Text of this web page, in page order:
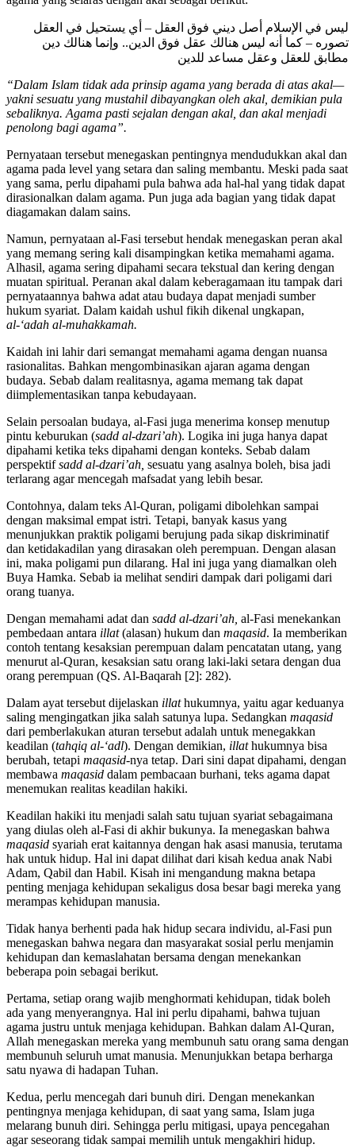
ليس في الإسلام أصل ديني فوق العقل – أي يستحيل في العقل
تصوره – كما أنه ليس هنالك عقل فوق الدين.. وإنما هنالك دين
مطابق للعقل وعقل مساعد للدين
“Dalam Islam tidak ada prinsip agama yang berada di atas akal—
yakni sesuatu yang mustahil dibayangkan oleh akal, demikian pula
sebaliknya. Agama pasti sejalan dengan akal, dan akal menjadi
penolong bagi agama”.
Pernyataan tersebut menegaskan pentingnya mendudukkan akal dan
agama pada level yang setara dan saling membantu. Meski pada saat
yang sama, perlu dipahami pula bahwa ada hal-hal yang tidak dapat
dirasionalkan dalam agama. Pun juga ada bagian yang tidak dapat
diagamakan dalam sains.
Namun, pernyataan al-Fasi tersebut hendak menegaskan peran akal
yang memang sering kali disampingkan ketika memahami agama.
Alhasil, agama sering dipahami secara tekstual dan kering dengan
muatan spiritual. Peranan akal dalam keberagamaan itu tampak dari
pernyataannya bahwa adat atau budaya dapat menjadi sumber
hukum syariat. Dalam kaidah ushul fikih dikenal ungkapan,
al-‘adah al-muhakkamah.
Kaidah ini lahir dari semangat memahami agama dengan nuansa
rasionalitas. Bahkan mengombinasikan ajaran agama dengan
budaya. Sebab dalam realitasnya, agama memang tak dapat
diimplementasikan tanpa kebudayaan.
Selain persoalan budaya, al-Fasi juga menerima konsep menutup
pintu keburukan (sadd al-dzari’ah). Logika ini juga hanya dapat
dipahami ketika teks dipahami dengan konteks. Sebab dalam
perspektifsadd al-dzari’ah, sesuatu yang asalnya boleh, bisa jadi
terlarang agar mencegah mafsadat yang lebih besar.
Contohnya, dalam teks Al-Quran, poligami dibolehkan sampai
dengan maksimal empat istri. Tetapi, banyak kasus yang
menunjukkan praktik poligami berujung pada sikap diskriminatif
dan ketidakadilan yang dirasakan oleh perempuan. Dengan alasan
ini, maka poligami pun dilarang. Hal ini juga yang diamalkan oleh
Buya Hamka. Sebab ia melihat sendiri dampak dari poligami dari
orang tuanya.
Dengan memahami adat dan sadd al-dzari’ah, al-Fasi menekankan
pembedaan antara illat(alasan) hukum dan maqasid. Ia memberikan
contoh tentang kesaksian perempuan dalam pencatatan utang, yang
menurut al-Quran, kesaksian satu orang laki-laki setara dengan dua
orang perempuan (QS. Al-Baqarah [2]: 282).
Dalam ayat tersebut dijelaskan illathukumnya, yaitu agar keduanya
saling mengingatkan jika salah satunya lupa. Sedangkan maqasid
dari pemberlakukan aturan tersebut adalah untuk menegakkan
keadilan (tahqiq al-‘adl). Dengan demikian, illathukumnya bisa
berubah, tetapi maqasid-nya tetap. Dari sini dapat dipahami, dengan
membawa maqasid dalam pembacaan burhani, teks agama dapat
menemukan realitas keadilan hakiki.
Keadilan hakiki itu menjadi salah satu tujuan syariat sebagaimana
yang diulas oleh al-Fasi di akhir bukunya. Ia menegaskan bahwa
maqasid syariah erat kaitannya dengan hak asasi manusia, terutama
hak untuk hidup. Hal ini dapat dilihat dari kisah kedua anak Nabi
Adam, Qabil dan Habil. Kisah ini mengandung makna betapa
penting menjaga kehidupan sekaligus dosa besar bagi mereka yang
merampas kehidupan manusia.
Tidak hanya berhenti pada hak hidup secara individu, al-Fasi pun
menegaskan bahwa negara dan masyarakat sosial perlu menjamin
kehidupan dan kemaslahatan bersama dengan menekankan
beberapa poin sebagai berikut.
Pertama, setiap orang wajib menghormati kehidupan, tidak boleh
ada yang menyerangnya. Hal ini perlu dipahami, bahwa tujuan
agama justru untuk menjaga kehidupan. Bahkan dalam Al-Quran,
Allah menegaskan mereka yang membunuh satu orang sama dengan
membunuh seluruh umat manusia. Menunjukkan betapa berharga
satu nyawa di hadapan Tuhan.
Kedua, perlu mencegah dari bunuh diri. Dengan menekankan
pentingnya menjaga kehidupan, di saat yang sama, Islam juga
melarang bunuh diri. Sehingga perlu mitigasi, upaya pencegahan
agar seseorang tidak sampai memilih untuk mengakhiri hidup.